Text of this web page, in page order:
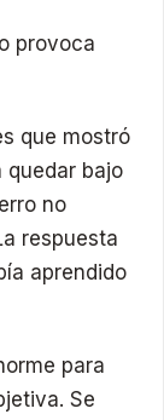
provoca
que mostró
quedar bajo
no
respuesta
aprendido
para
Se